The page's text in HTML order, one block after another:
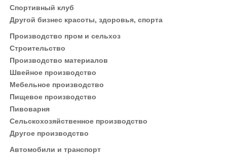
Спортивный клуб
Другой бизнес красоты, здоровья, спорта
Производство пром и сельхоз
Строительство
Производство материалов
Швейное производство
Мебельное производство
Пищевое производство
Пивоварня
Сельскохозяйственное производство
Другое производство
Автомобили и транспорт